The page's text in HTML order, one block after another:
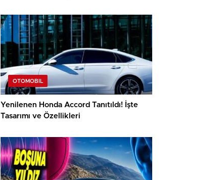
OTOMOBIL
Yenilenen Honda Accord Tanıtıldı! İşte
Tasarımı ve Özellikleri